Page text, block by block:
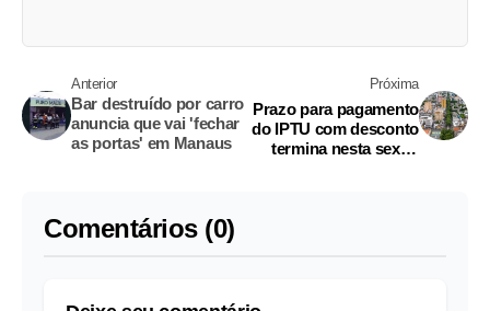
Anterior
Bar destruído por carro
anuncia que vai 'fechar
as portas' em Manaus
Próxima
Prazo para pagamento
do IPTU com desconto
termina nesta sexta-
Comentários (0)